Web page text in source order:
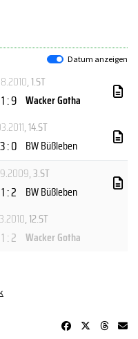
Datum anzeigen
, 1.ST
1 : 9 Wacker Gotha
, 14.ST
3 : 0 BW Büßleben
, 3.ST
1 : 2 BW Büßleben
, 12.ST
1 : 2 Wacker Gotha